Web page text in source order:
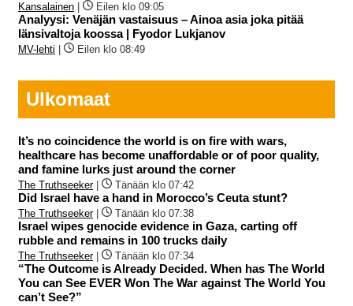
Kansalainen Eilen klo 09:05
Analyysi: Venäjän vastaisuus – Ainoa asia joka pitää
länsivaltoja koossa | Fyodor Lukjanov
MV-lehti Eilen klo 08:49
Ulkomaat
It’s no coincidence the world is on fire with wars,
healthcare has become unaffordable or of poor quality,
and famine lurks just around the corner
The Truthseeker| Tänään klo 07:42
Did Israel have a hand in Morocco’s Ceuta stunt?
The Truthseeker| Tänään klo 07:38
Israel wipes genocide evidence in Gaza, carting off
rubble and remains in 100 trucks daily
The Truthseeker| Tänään klo 07:34
“The Outcome is Already Decided. When has The World
You can See EVER Won The War against The World You
can’t See?”